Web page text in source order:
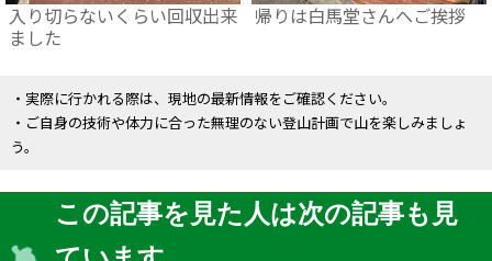
入り切らないくらい回収出来
ました
帰りは白馬堂さんへご挨拶
・実際に行かれる際は、現地の最新情報をご確認ください。
・ご自身の技術や体力に合った無理のない登山計画で山を楽しみましょ
う。
この記事を見た人は次の記事も見